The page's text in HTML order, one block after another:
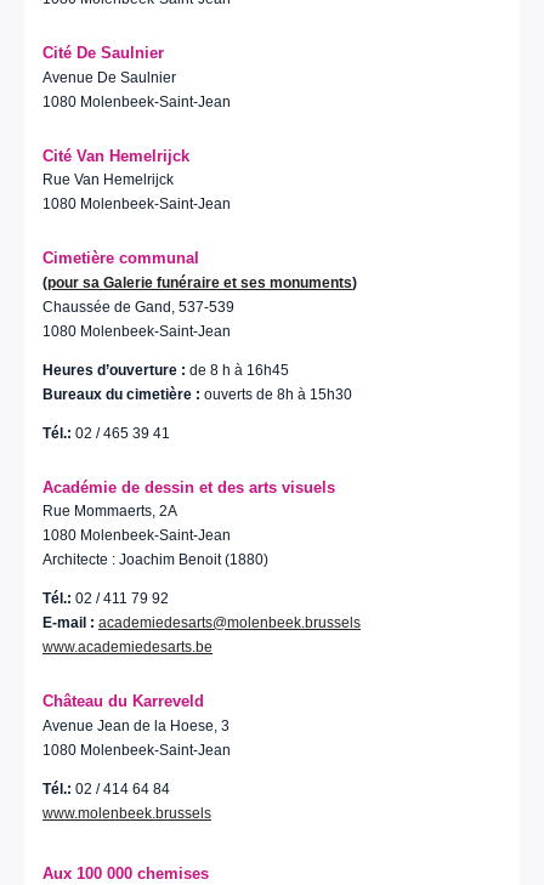
Cité De Saulnier
Avenue De Saulnier
1080 Molenbeek-Saint-Jean
Cité Van Hemelrijck
Rue Van Hemelrijck
1080 Molenbeek-Saint-Jean
Cimetière communal
(pour sa Galerie funéraire et ses monuments)
Chaussée de Gand, 537-539
1080 Molenbeek-Saint-Jean
Heures d’ouverture : de 8 h à 16h45
Bureaux du cimetière : ouverts de 8h à 15h30
Tél.: 02 / 465 39 41
Académie de dessin et des arts visuels
Rue Mommaerts, 2A
1080 Molenbeek-Saint-Jean
Architecte : Joachim Benoit (1880)
Tél.: 02 / 411 79 92
E-mail : academiedesarts@molenbeek.brussels
www.academiedesarts.be
Château du Karreveld
Avenue Jean de la Hoese, 3
1080 Molenbeek-Saint-Jean
Tél.: 02 / 414 64 84
www.molenbeek.brussels
Aux 100 000 chemises